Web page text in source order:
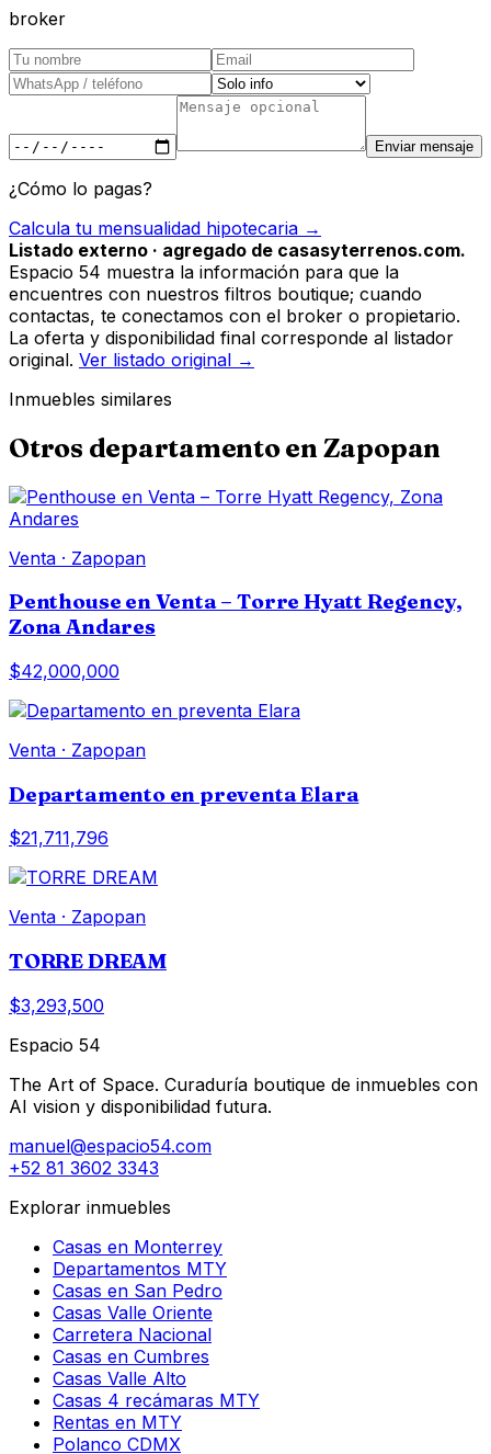
broker
Enviar mensaje
¿Cómo lo pagas?
Calcula tu mensualidad hipotecaria →
Listado externo · agregado de casasyterrenos.com.
Espacio 54 muestra la información para que la
encuentres con nuestros filtros boutique; cuando
contactas, te conectamos con el broker o propietario.
La oferta y disponibilidad final corresponde al listador
original. Ver listado original →
Inmuebles similares
Otros departamentoen Zapopan
Venta · Zapopan
Penthouse en Venta – Torre Hyatt Regency,
Zona Andares
$42,000,000
Venta · Zapopan
Departamento en preventa Elara
$21,711,796
Venta · Zapopan
TORRE DREAM
$3,293,500
Espacio 54
The Art of Space. Curaduría boutique de inmuebles con
AI vision y disponibilidad futura.
manuel@espacio54.com
+52 81 3602 3343
Explorar inmuebles
Casas en Monterrey
Departamentos MTY
Casas en San Pedro
Casas Valle Oriente
Carretera Nacional
Casas en Cumbres
Casas Valle Alto
Casas 4 recámaras MTY
Rentas en MTY
Polanco CDMX